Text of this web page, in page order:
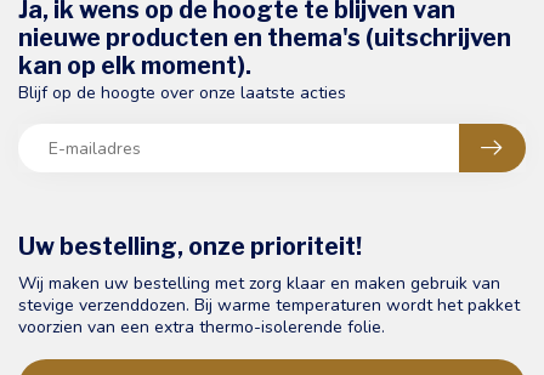
Uw bestelling, onze prioriteit!
Wij maken uw bestelling met zorg klaar en maken gebruik van
stevige verzenddozen. Bij warme temperaturen wordt het pakket
voorzien van een extra thermo-isolerende folie.
Ja, ik wens op de hoogte te blijven van
nieuwe producten en thema's (uitschrijven
kan op elk moment).
Blijf op de hoogte over onze laatste acties